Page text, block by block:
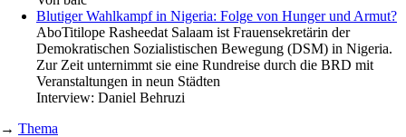
Blutiger Wahlkampf in Nigeria: Folge von Hunger und Armut?
AboTitilope Rasheedat Salaam ist Frauensekretärin der
Demokratischen Sozialistischen Bewegung (DSM) in Nigeria.
Zur Zeit unternimmt sie eine Rundreise durch die BRD mit
Veranstaltungen in neun Städten
Interview: Daniel Behruzi
→ Thema